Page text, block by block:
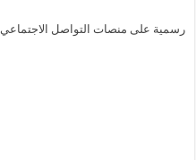
رسمية على منصات التواصل الاجتماعي